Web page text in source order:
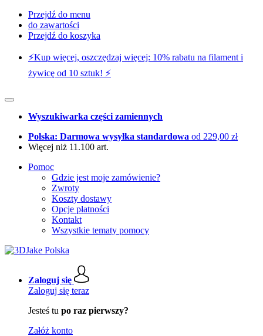
Przejdź do menu
do zawartości
Przejdź do koszyka
⚡️Kup więcej, oszczędzaj więcej: 10% rabatu na filament i
żywicę od 10 sztuk! ⚡️
Wyszukiwarka części zamiennych
Polska: Darmowa wysyłka standardowa od 229,00 zł
Więcej niż 11.100 art.
Pomoc
Gdzie jest moje zamówienie?
Zwroty
Koszty dostawy
Opcje płatności
Kontakt
Wszystkie tematy pomocy
Zaloguj się
Zaloguj się teraz
Jesteś tu po raz pierwszy?
Załóż konto